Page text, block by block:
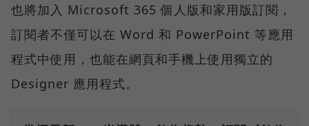
也將加入 Microsoft 365 個人版和家用版訂閱，
訂閱者不僅可以在 Word 和 PowerPoint 等應用
程式中使用，也能在網頁和手機上使用獨立的
Designer 應用程式。